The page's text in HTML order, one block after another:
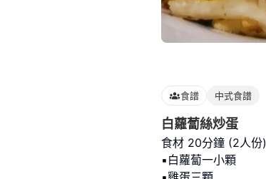
食譜 中式食譜
白蘿蔔絲炒蛋
食材 20分鐘 (2人份)
▪︎白蘿蔔一小顆